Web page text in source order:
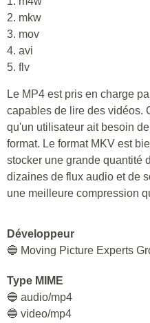
2. mkw
3. mov
4. avi
5. flv
Le MP4 est pris en charge
capables de lire des vidéos.
qu'un utilisateur ait besoin
format. Le format MKV est
stocker une grande quantité
dizaines de flux audio et de
une meilleure compression
Développeur
🔵 Moving Picture Experts
Type MIME
🔵 audio/mp4
🔵 video/mp4